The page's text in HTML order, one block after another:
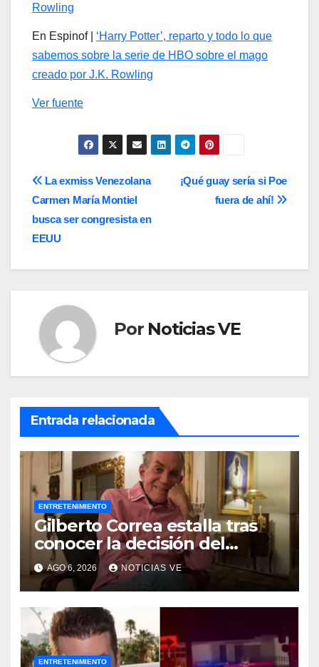
Rowling
En Espinof | ‘Harry Potter’, reparto y todo lo que
sabemos sobre la serie de HBO sobre el mago
creado por J.K. Rowling
Ver fuente
Navegación
de
entradas
¡Qué guay sería si Poe
fuera de ahí!
La exmiss Venezolana
Carmen María Montiel
busca ser congresista en
EEUU
Por Noticias VE
Entrada relacionada
ENTRETENIMIENTO
Gilberto Correa estalla tras
conocer la decisión del
tribunal en su caso
AGO 6, 2026 NOTICIAS VE
ENTRETENIMIENTO